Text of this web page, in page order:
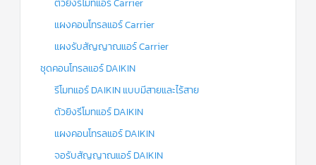
ตัวยิงรีโมทแอร์ Carrier
แผงคอนโทรลแอร์ Carrier
แผงรับสัญญาณแอร์ Carrier
ชุดคอนโทรลแอร์ DAIKIN
รีโมทแอร์ DAIKIN แบบมีสายและไร้สาย
ตัวยิงรีโมทแอร์ DAIKIN
แผงคอนโทรลแอร์ DAIKIN
จอรับสัญญาณแอร์ DAIKIN